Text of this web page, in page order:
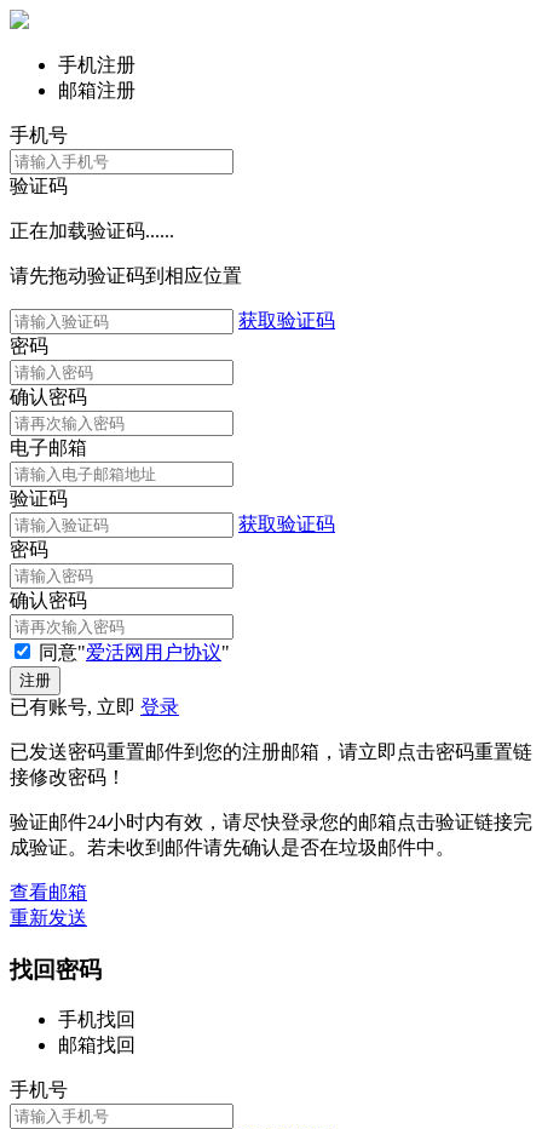
手机注册
邮箱注册
手机号
验证码
正在加载验证码......
请先拖动验证码到相应位置
获取验证码
密码
确认密码
电子邮箱
验证码
获取验证码
密码
确认密码
同意"爱活网用户协议"
已有账号, 立即 登录
已发送密码重置邮件到您的注册邮箱，请立即点击密码重置链
接修改密码！
验证邮件24小时内有效，请尽快登录您的邮箱点击验证链接完
成验证。若未收到邮件请先确认是否在垃圾邮件中。
查看邮箱
重新发送
找回密码
手机找回
邮箱找回
手机号